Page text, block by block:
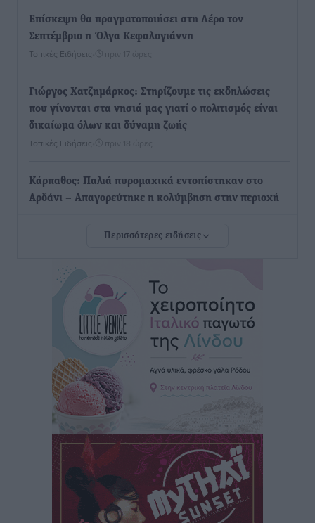
Επίσκεψη θα πραγματοποιήσει στη Λέρο τον
Σεπτέμβριο η Όλγα Κεφαλογιάννη
Τοπικές Ειδήσεις πριν 17 ώρες
Γιώργος Χατζημάρκος: Στηρίζουμε τις εκδηλώσεις
που γίνονται στα νησιά μας γιατί ο πολιτισμός είναι
δικαίωμα όλων και δύναμη ζωής
Τοπικές Ειδήσεις πριν 18 ώρες
Κάρπαθος: Παλιά πυρομαχικά εντοπίστηκαν στο
Αρδάνι – Απαγορεύτηκε η κολύμβηση στην περιοχή
εφησυχασμού» – Σε πλήρη ετοιμότητα ο μηχανισμός
πριν 19 ώρες
Καιρός: Επιμένουν οι υψηλές θερμοκρασίες – Ισχυρά
μελτέμια έως 9 μποφόρ, σε «Red Code» 6 περιοχές
Τοπικές Ειδήσεις πριν 20 ώρες
Τα φοιτητικά ενοίκια «τινάζουν στον αέρα» τους
οικογενειακούς προϋπολογισμούς
Ειδήσεις• πριν 20 ώρες
Δύο νέοι ξενώνες παραδόθηκαν στις Ένοπλες
Δυνάμεις στη νήσο Ρω
Τοπικές Ειδήσεις πριν 20 ώρες
Περισσότερες ειδήσεις